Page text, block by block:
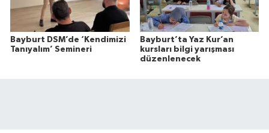
Bayburt DSM’de ‘Kendimizi
Tanıyalım’ Semineri
Bayburt’ta Yaz Kur’an
kursları bilgi yarışması
düzenlenecek